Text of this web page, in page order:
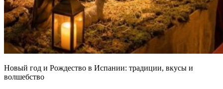
Новый год и Рождество в Испании: традиции, вкусы и
волшебство